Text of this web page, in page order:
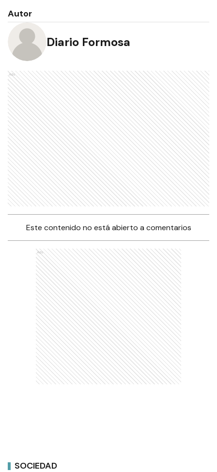
Autor
Diario Formosa
Ads
Este contenido no está abierto a comentarios
Ads
SOCIEDAD